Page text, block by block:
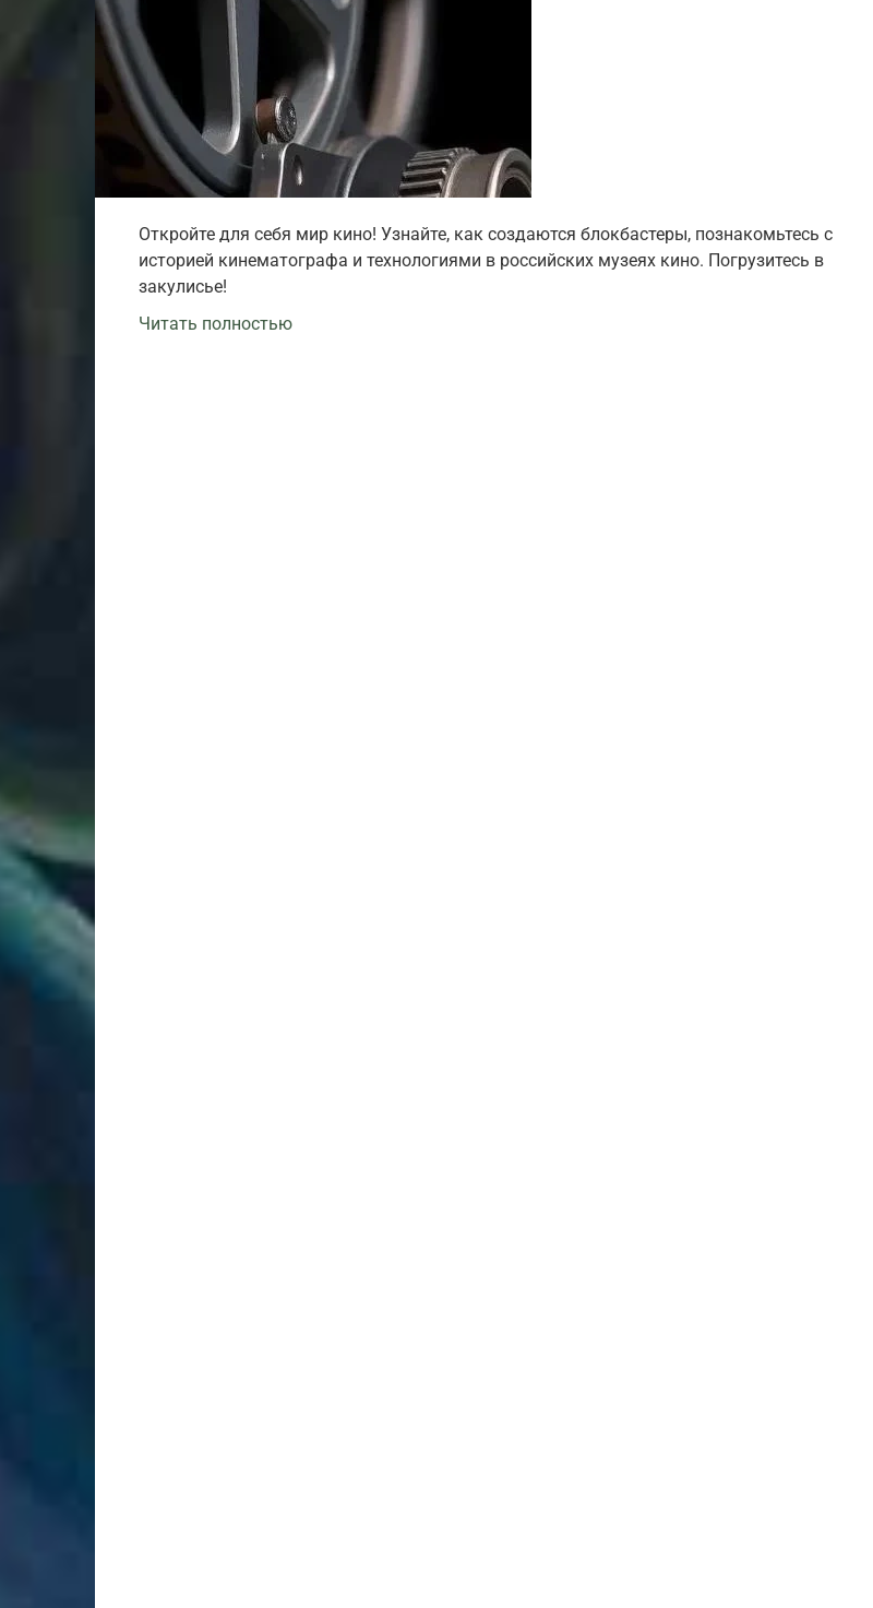
Откройте для себя мир кино! Узнайте, как создаются блокбастеры, познакомьтесь с
историей кинематографа и технологиями в российских музеях кино. Погрузитесь в
закулисье!
Читать полностью